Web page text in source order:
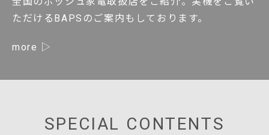
ただけるBAPSのご案内もしております。
more
SPECIAL CONTENTS